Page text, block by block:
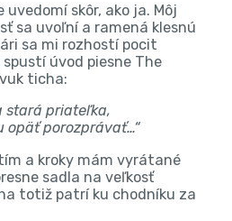
skôr, ako ja. Môj
sa uvoľní a ramená klesnú
sa mi rozhostí pocit
úvod piesne The
ticha:
stará priateľka,
opäť porozprávať…“
a kroky mám vyrátané
sadla na veľkosť
totiž patrí ku chodníku za